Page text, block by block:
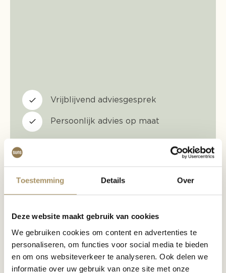
Toestemming Details Over
Deze website maakt gebruik van cookies
We gebruiken cookies om content en advertenties te
personaliseren, om functies voor social media te bieden
en om ons websiteverkeer te analyseren. Ook delen we
informatie over uw gebruik van onze site met onze
Vrijblijvend adviesgesprek
Persoonlijk advies op maat
Maak een afspraak